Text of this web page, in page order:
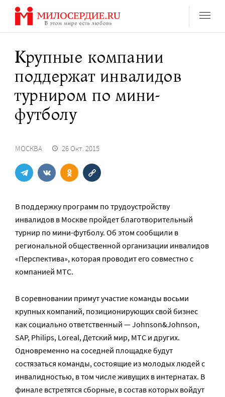
Перейти
содержанию
Крупные компании
поддержат инвалидов
турниром по мини-
футболу
МОСКВА 26 Окт. 2015
В поддержку программ по трудоустройству
инвалидов в Москве пройдет благотворительный
турнир по мини-футболу. Об этом сообщили в
региональной общественной организации инвалидов
«Перспектива», которая проводит его совместно с
компанией МТС.
В соревновании примут участие команды восьми
крупных компаний, позиционирующих свой бизнес
как социально ответственный — Johnson&Johnson,
SAP, Philips, Loreal, Детский мир, МТС и других.
Одновременно на соседней площадке будут
состязаться команды, состоящие из молодых людей с
инвалидностью, в том числе живущих в интернатах. В
финале встретятся сборные, в состав которых войдут